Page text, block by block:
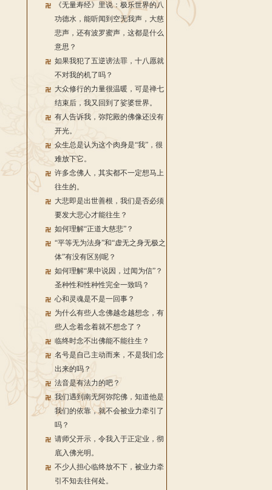
《无量寿经》里说：极乐世界的八
功德水，能听闻到空无我声，大慈
悲声，还有波罗蜜声，这都是什么
意思？
如果我犯了五逆谤法罪，十八愿就
不对我的机了吗？
大众修行的力量很温暖，可是禅七
结束后，我又回到了娑婆世界。
有人告诉我，弥陀殿的佛像还没有
开光。
众生总是认为这个肉身是“我”，很
难放下它。
许多念佛人，其实都不一定想马上
往生的。
大悲即是出世善根，我们是否必须
要发大悲心才能往生？
如何理解“正道大慈悲”？
“平等无为法身”和“虚无之身无极之
体”有没有区别呢？
如何理解“果中说因，过闻为信”？
圣种性和性种性完全一致吗？
心和灵魂是不是一回事？
为什么有些人念佛越念越想念，有
些人念着念着就不想念了？
临终时念不出佛能不能往生？
名号是自己主动而来，不是我们念
出来的吗？
法音是有法力的吧？
我们遇到南无阿弥陀佛，知道他是
我们的依靠，就不会被业力牵引了
吗？
请师父开示，令我入于正定业，彻
底入佛光明。
不少人担心临终放不下，被业力牵
引不知去往何处。